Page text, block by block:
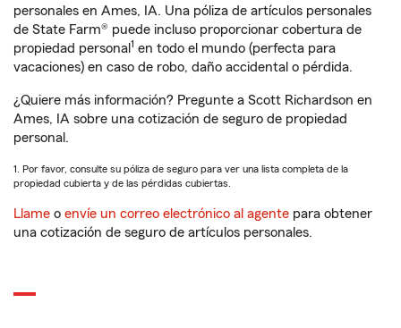
personales en Ames, IA. Una póliza de artículos personales
de State Farm® puede incluso proporcionar cobertura de
propiedad personal 1 en todo el mundo (perfecta para
vacaciones) en caso de robo, daño accidental o pérdida.
¿Quiere más información? Pregunte a Scott Richardson en
Ames, IA sobre una cotización de seguro de propiedad
personal.
1. Por favor, consulte su póliza de seguro para ver una lista completa de la
propiedad cubierta y de las pérdidas cubiertas.
Llame o envíe un correo electrónico al agente para obtener
una cotización de seguro de artículos personales.